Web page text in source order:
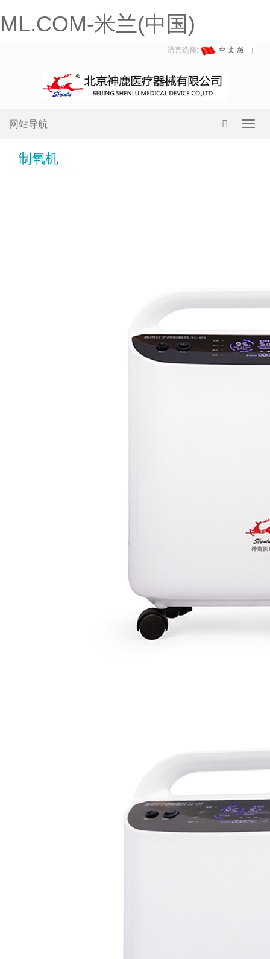
ML.COM-米兰(中国)
语言选择:
网站导航
制氧机